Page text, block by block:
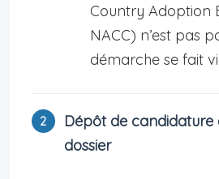
Country Adoption
NACC) n’est pas
démarche se fait
Dépôt de
dossier